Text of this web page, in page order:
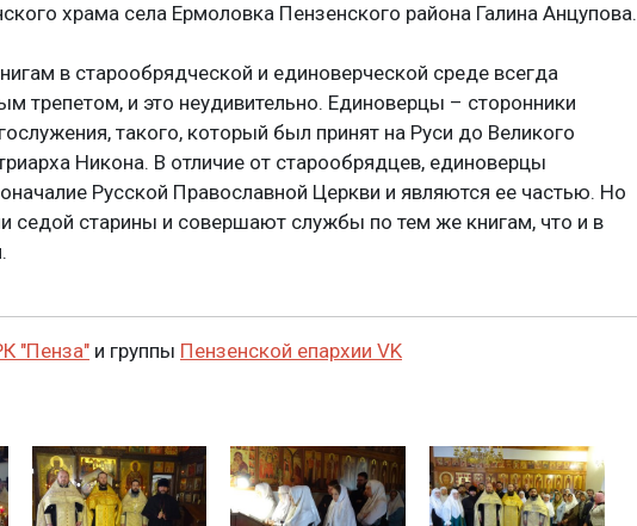
храма села Ермоловка Пензенского района Галина Анцупова.
в старообрядческой и единоверческой среде всегда
трепетом, и это неудивительно. Единоверцы – сторонники
такого, который был принят на Руси до Великого
Никона. В отличие от старообрядцев, единоверцы
Русской Православной Церкви и являются ее частью. Но
седой старины и совершают службы по тем же книгам, что и в
"Пенза" и группы Пензенской епархии VK